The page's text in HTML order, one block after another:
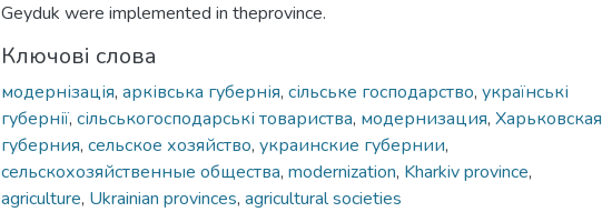
Geyduk were implemented in theprovince.
Ключові слова
модернізація, арківська губернія, сільське господарство, українські
губернії, сільськогосподарські товариства, модернизация, Харьковская
губерния, сельское хозяйство, украинские губернии,
сельскохозяйственные общества, modernization, Kharkiv province,
agriculture, Ukrainian provinces, agricultural societies